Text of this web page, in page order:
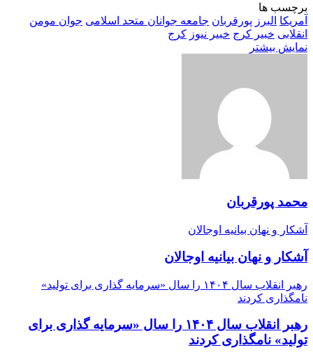
برچسب ها
آمریکا البرز پورقربان جامعه جوانان متحد اسلامی جوان مومن
انقلابی خبیر کرج خبیر نیوز کرج
نمایش بیشتر
محمد پورقربان
آشکار و نهان بیانیه اوجالان
آشکار و نهان بیانیه اوجالان
رهبر انقلاب سال ۱۴۰۴ را سال «سرمایه گذاری برای تولید»
نامگذاری کردند
رهبر انقلاب سال ۱۴۰۴ را سال «سرمایه گذاری برای
تولید» نامگذاری کردند